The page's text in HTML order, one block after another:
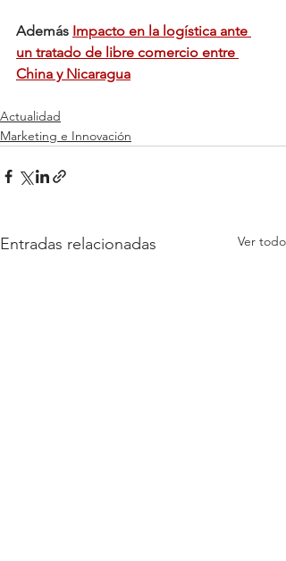
Además Impacto en la logística ante
un tratado de libre comercio entre
China y Nicaragua
Actualidad
Marketing e Innovación
Entradas relacionadas Ver todo